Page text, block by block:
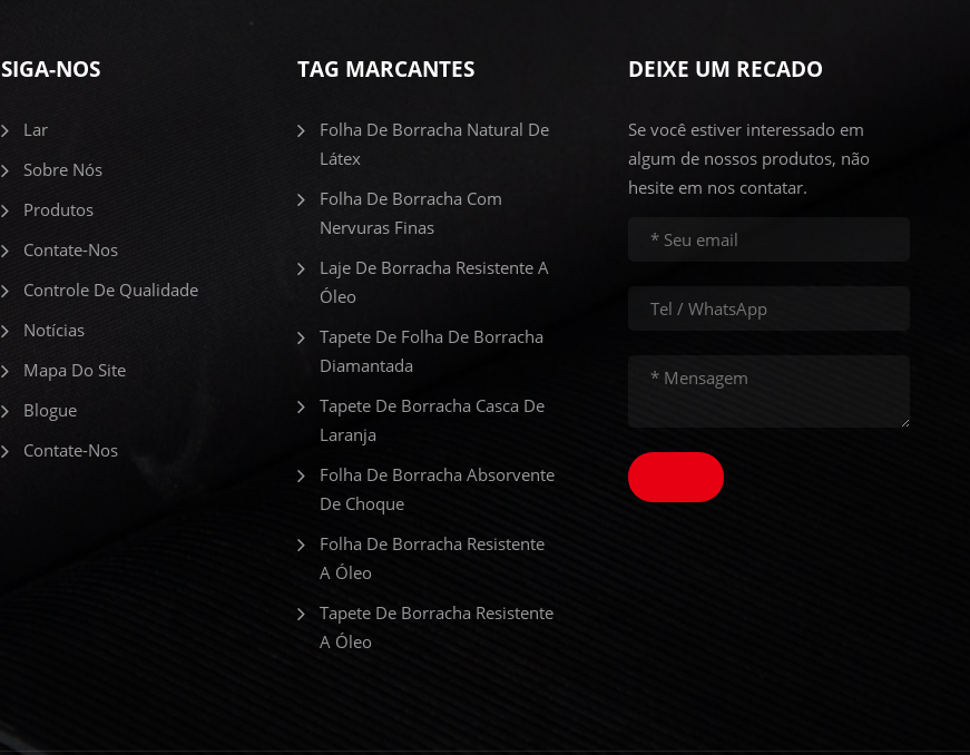
SIGA-NOS
Lar
Sobre Nós
Produtos
Contate-Nos
Controle De Qualidade
Notícias
Mapa Do Site
Blogue
Contate-Nos
TAG MARCANTES
Folha De Borracha Natural De
Látex
Folha De Borracha Com
Nervuras Finas
Laje De Borracha Resistente A
Óleo
Tapete De Folha De Borracha
Diamantada
Tapete De Borracha Casca De
Laranja
Folha De Borracha Absorvente
De Choque
Folha De Borracha Resistente
A Óleo
Tapete De Borracha Resistente
A Óleo
DEIXE UM RECADO
Se você estiver interessado em
algum de nossos produtos, não
hesite em nos contatar.